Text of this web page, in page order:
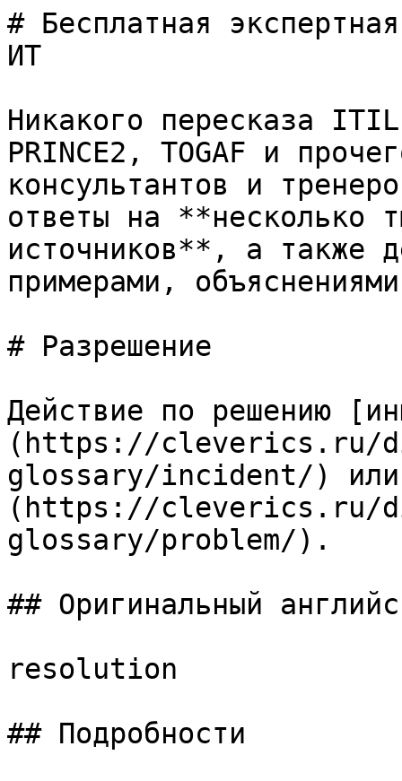
# Бесплатная
ИТ
Никакого пересказа
PRINCE2, TOGAF и
консультантов и
ответы на **несколько
источников**, а также
примерами,
# Разрешение
Действие по решению
(https://cleverics.ru/
glossary/incident/) или
(https://cleverics.ru/
glossary/problem/).
## Оригинальный
resolution
## Подробности